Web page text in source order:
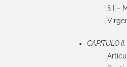
§ I –
CAPÍTULO